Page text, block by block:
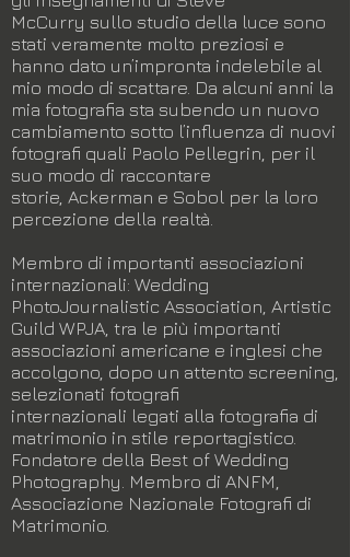
McCurry sullo studio della luce sono
stati veramente molto preziosi e
hanno dato un’impronta indelebile al
mio modo di scattare. Da alcuni anni la
mia fotografia sta subendo un nuovo
cambiamento sotto l’influenza di nuovi
fotografi quali Paolo Pellegrin, per il
suo modo di raccontare
storie, Ackerman e Sobol per la loro
percezione della realtà.
Membro di importanti associazioni
internazionali: Wedding
PhotoJournalistic Association, Artistic
Guild WPJA, tra le più importanti
associazioni americane e inglesi che
accolgono, dopo un attento screening,
selezionati fotografi
internazionali legati alla fotografia di
matrimonio in stile reportagistico.
Fondatore della Best of Wedding
Photography. Membro di ANFM,
Associazione Nazionale Fotografi di
Matrimonio.